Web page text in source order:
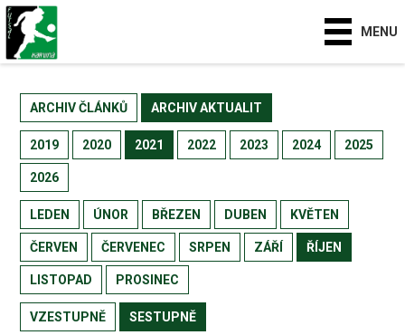
MENU
ARCHIV ČLÁNKŮ ARCHIV AKTUALIT
2019 2020 2021 2022 2023 2024 2025
2026
LEDEN ÚNOR BŘEZEN DUBEN KVĚTEN
ČERVEN ČERVENEC SRPEN ZÁŘÍ ŘÍJEN
LISTOPAD PROSINEC
VZESTUPNĚ SESTUPNĚ